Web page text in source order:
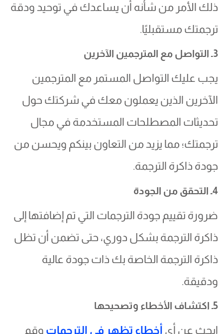
ذلك الأمر من شأنه أن يساعدك في توحيد ودقة
ترجمتك مستقبليًا.
3ـ التواصل مع المترجمين الآخرين
يجب عليك التواصل المستمر مع المترجمين
الآخرين الذين يعملون معك في شركتك حول
تحديثات المصطلحات المستخدمة في مجال
ترجمتك؛ مما يزيد من التعاون بينكم ويحسن من
جودة ذاكرة الترجمة.
4ـ التحقق من الجودة
ضرورة تقييم جودة الترجمات التي تم إضافتها إلى
ذاكرة الترجمة بشكل دوري، حتى تضمن أن تظل
ذاكرة الترجمة الخاصة بك ذات جودة عالية
ودقيقة.
ابحث عن أيأخطاء تظهر في الترجماتوقم